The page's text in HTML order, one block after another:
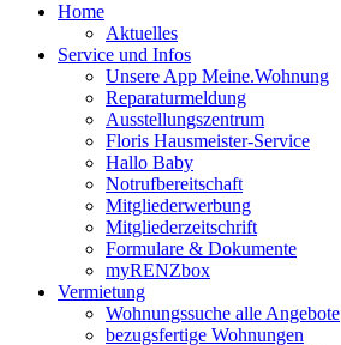
Home
Aktuelles
Service und Infos
Unsere App Meine.Wohnung
Reparaturmeldung
Ausstellungszentrum
Floris Hausmeister-Service
Hallo Baby
Notrufbereitschaft
Mitgliederwerbung
Mitgliederzeitschrift
Formulare & Dokumente
myRENZbox
Vermietung
Wohnungssuche alle Angebote
bezugsfertige Wohnungen